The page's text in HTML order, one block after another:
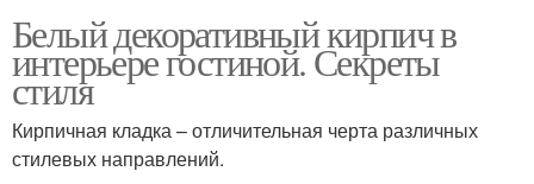
Белый декоративный кирпич в
интерьере гостиной. Секреты
стиля
Кирпичная кладка – отличительная черта различных
стилевых направлений.